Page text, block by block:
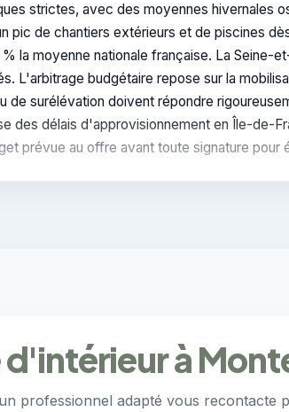
strictes, avec des moyennes hivernales
pic de chantiers extérieurs et de piscines
la moyenne nationale française. La
L'arbitrage budgétaire repose sur la
surélévation doivent répondre
des délais d'approvisionnement en Île-de-
prévue au offre avant toute signature
à
professionnel adapté vous